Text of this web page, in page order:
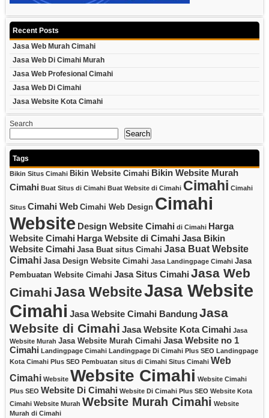
Recent Posts
Jasa Web Murah Cimahi
Jasa Web Di Cimahi Murah
Jasa Web Profesional Cimahi
Jasa Web Di Cimahi
Jasa Website Kota Cimahi
Search
Search
Tags
Bikin Situs Cimahi Bikin Website Cimahi Bikin Website Murah
Cimahi Buat Situs di Cimahi Buat Website di Cimahi Cimahi Cimahi
Situs Cimahi Web Cimahi Web Design Cimahi
Website Design Website Cimahi di Cimahi Harga
Website Cimahi Harga Website di Cimahi Jasa Bikin
Website Cimahi Jasa Buat situs Cimahi Jasa Buat Website
Cimahi Jasa Design Website Cimahi Jasa Landingpage Cimahi Jasa
Pembuatan Website Cimahi Jasa Situs Cimahi Jasa Web
CimahiJasa WebsiteJasa Website
Cimahi Jasa Website Cimahi BandungJasa
Website di Cimahi Jasa Website Kota Cimahi Jasa
Website Murah Jasa Website Murah Cimahi Jasa Website no 1
Cimahi Landingpage Cimahi Landingpage Di Cimahi Plus SEO Landingpage
Kota Cimahi Plus SEO Pembuatan situs di Cimahi Situs Cimahi Web
Cimahi Website Website Cimahi Website Cimahi
Plus SEO Website Di Cimahi Website Di Cimahi Plus SEO Website Kota
Cimahi Website Murah Website Murah Cimahi Website
Murah di Cimahi